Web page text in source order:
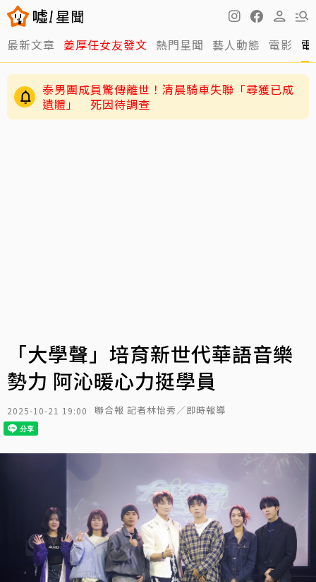
最新文章 姜厚任女友發文 熱門星聞 藝人動態 電影
泰男團成員驚傳離世！清晨騎車失聯「尋獲已成
遺體」 死因待調查
「大學聲」培育新世代華語音樂
勢力 阿沁暖心力挺學員
2025-10-21 19:00 聯合報 記者林怡秀／即時報導